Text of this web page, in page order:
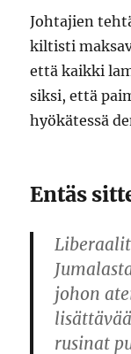
Johtajien
kiltisti
että kaikki
siksi, että
hyökätessä
Entäs
johon
rusinat